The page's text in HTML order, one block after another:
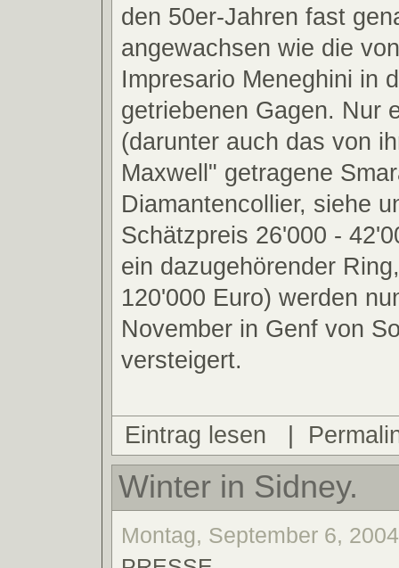
den 50er-Jahren fast
angewachsen wie die
Impresario Meneghini in
getriebenen Gagen. Nur
(darunter auch das von
Maxwell" getragene
Diamantencollier, siehe
Schätzpreis 26'000 -
ein dazugehörender
120'000 Euro) werden
November in Genf von
versteigert.
Eintrag lesen |
Winter in Sidney.
Montag, September 6,